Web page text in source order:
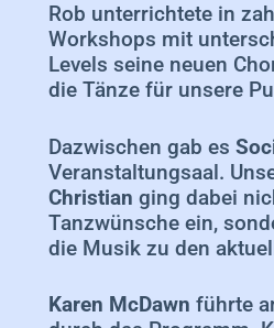
Rob unterrichtete in
Workshops mit
Levels seine neuen
die Tänze für unsere
Dazwischen gab es
Veranstaltungsaal.
Christian ging dabei
Tanzwünsche ein,
die Musik zu den
Karen McDawn führte